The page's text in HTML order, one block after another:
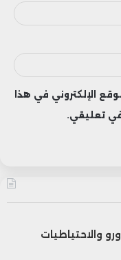
الإلكتروني في هذا
في تعليقي.
والاحتياطيات